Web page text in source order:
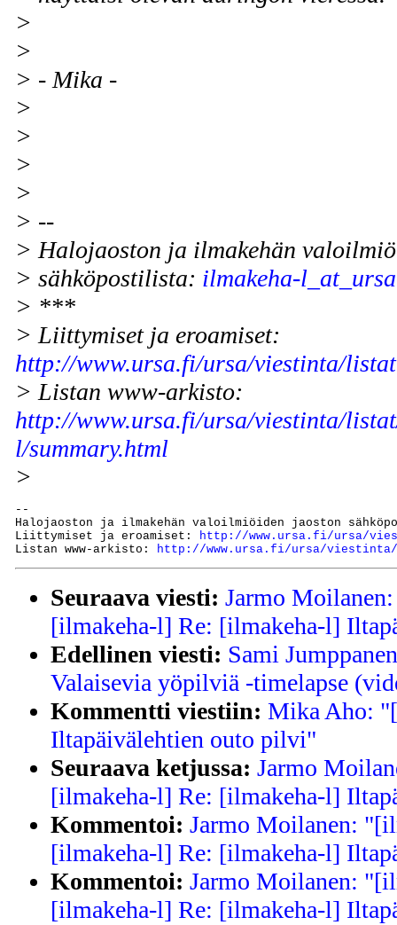
>
>
> - Mika -
>
>
>
>
> --
> Halojaoston ja ilmakehän
> sähköpostilista: ilmakeha-
> ***
> Liittymiset ja eroamiset:
http://www.ursa.fi/ursa/viestinta/
> Listan www-arkisto:
http://www.ursa.fi/ursa/viestinta/
l/summary.html
>
--
Halojaoston ja ilmakehän valoilmiöiden jaoston
Liittymiset ja eroamiset:
http://www.ursa.fi/ursa/
Listan www-arkisto:
http://www.ursa.fi/ursa/viestinta/
Seuraava viesti: Jarmo
[ilmakeha-l] Re: [ilmakeha-l]
Edellinen viesti: Sami
Valaisevia yöpilviä -timelapse
Kommentti viestiin: Mika Aho:
Iltapäivälehtien outo pilvi"
Seuraava ketjussa: Jarmo
[ilmakeha-l] Re: [ilmakeha-l]
Kommentoi: Jarmo Moilanen:
[ilmakeha-l] Re: [ilmakeha-l]
Kommentoi: Jarmo Moilanen:
[ilmakeha-l] Re: [ilmakeha-l]